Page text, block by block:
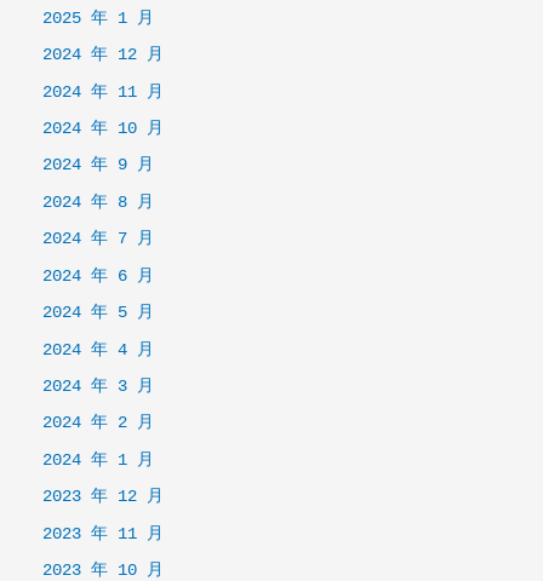
2025 年 1 月
2024 年 12 月
2024 年 11 月
2024 年 10 月
2024 年 9 月
2024 年 8 月
2024 年 7 月
2024 年 6 月
2024 年 5 月
2024 年 4 月
2024 年 3 月
2024 年 2 月
2024 年 1 月
2023 年 12 月
2023 年 11 月
2023 年 10 月